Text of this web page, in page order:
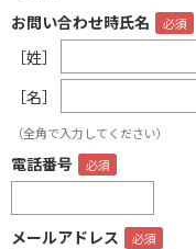
お問い合わせ時氏名
［姓］
［名］
（全角で入力してください）
電話番号
メールアドレス